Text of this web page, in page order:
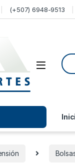
(+507) 6948-9513